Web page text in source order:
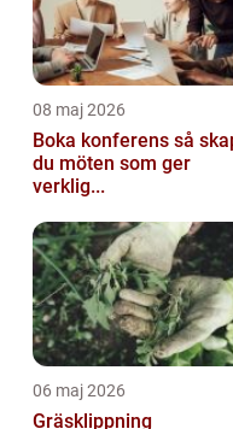
08 maj 2026
Boka konferens så skapar
du möten som ger
verklig...
06 maj 2026
Gräsklippning